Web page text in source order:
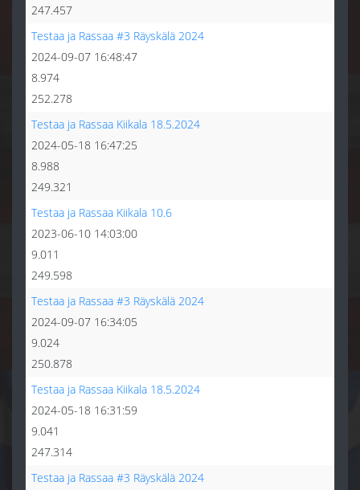
247.457
Testaa ja Rassaa #3 Räyskälä 2024
2024-09-07 16:48:47
8.974
252.278
Testaa ja Rassaa Kiikala 18.5.2024
2024-05-18 16:47:25
8.988
249.321
Testaa ja Rassaa Kiikala 10.6
2023-06-10 14:03:00
9.011
249.598
Testaa ja Rassaa #3 Räyskälä 2024
2024-09-07 16:34:05
9.024
250.878
Testaa ja Rassaa Kiikala 18.5.2024
2024-05-18 16:31:59
9.041
247.314
Testaa ja Rassaa #3 Räyskälä 2024